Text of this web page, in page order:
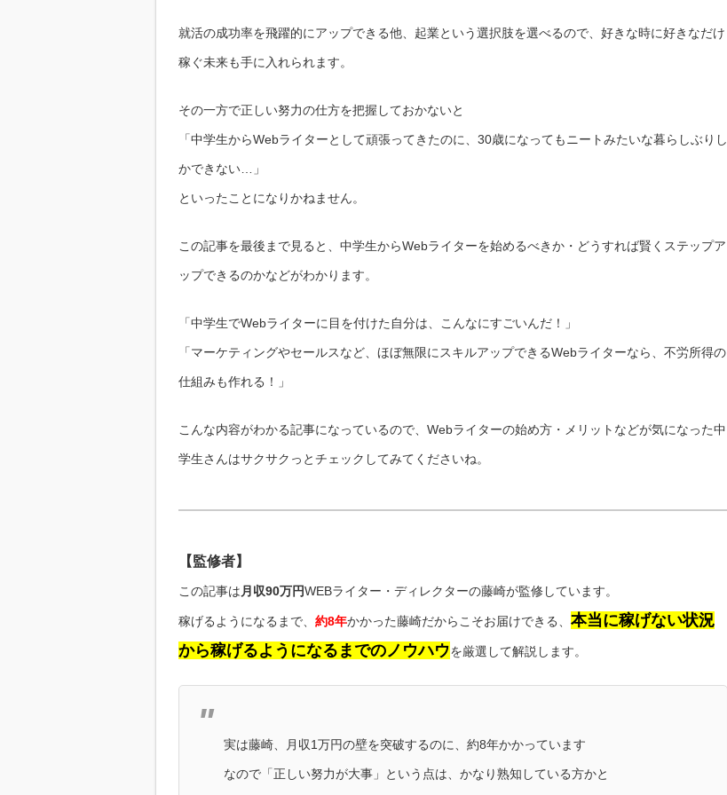
就活の成功率を飛躍的にアップできる他、起業という選択肢を選べるので、好きな時に好きなだけ
稼ぐ未来も手に入れられます。
その一方で正しい努力の仕方を把握しておかないと
「中学生からWebライターとして頑張ってきたのに、30歳になってもニートみたいな暮らしぶりし
かできない…」
といったことになりかねません。
この記事を最後まで見ると、中学生からWebライターを始めるべきか・どうすれば賢くステップア
ップできるのかなどがわかります。
「中学生でWebライターに目を付けた自分は、こんなにすごいんだ！」
「マーケティングやセールスなど、ほぼ無限にスキルアップできるWebライターなら、不労所得の
仕組みも作れる！」
こんな内容がわかる記事になっているので、Webライターの始め方・メリットなどが気になった中
学生さんはサクサクっとチェックしてみてくださいね。
【監修者】
この記事は月収90万円WEBライター・ディレクターの藤崎が監修しています。
稼げるようになるまで、 約8年かかった藤崎だからこそお届けできる、 本当に稼げない状況
から稼げるようになるまでのノウハウを厳選して解説します。
実は藤崎、月収1万円の壁を突破するのに、約8年かかっています
なので「正しい努力が大事」という点は、かなり熟知している方かと